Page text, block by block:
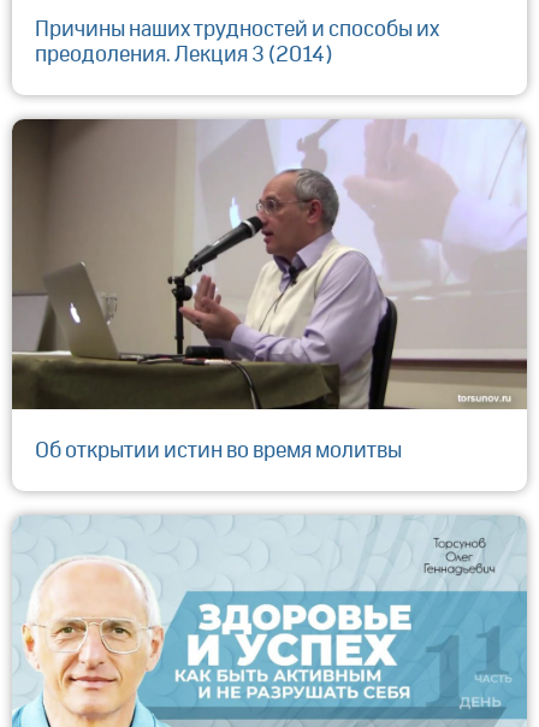
Причины наших трудностей и способы их
преодоления. Лекция 3 (2014)
Об открытии истин во время молитвы